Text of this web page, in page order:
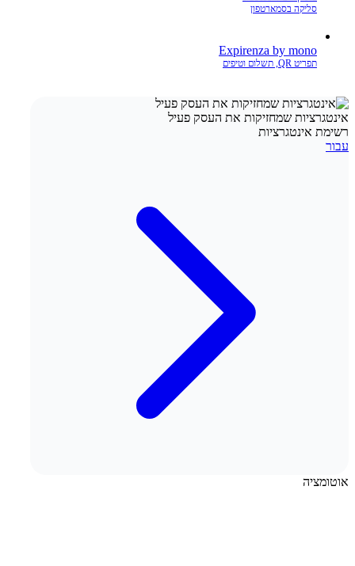
סליקה בסמארטפון
Expirenza by mono
תפריט QR, תשלום וטיפים
אינטגרציות שמחזיקות את העסק פעיל
רשימת אינטגרציות
עבור
אוטומציה